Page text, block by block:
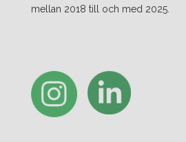
mellan 2018 till och med 2025.